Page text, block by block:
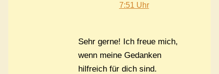
7:51 Uhr
Sehr gerne! Ich freue mich,
wenn meine Gedanken
hilfreich für dich sind.